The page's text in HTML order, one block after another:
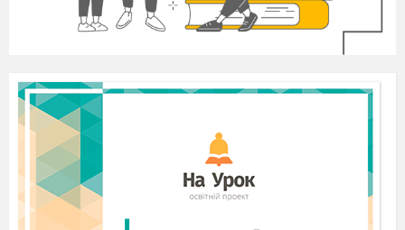
прошу розшифрувати цифрову схему.
Зразок відповіді
В українській мові десять частин мови: шість